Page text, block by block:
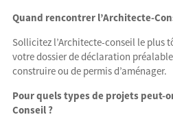
Quand rencontrer l’Architecte-
Sollicitez l’Architecte-conseil le plus
votre dossier de déclaration
construire ou de permis d’aménager.
Pour quels types de projets peut-
Conseil ?